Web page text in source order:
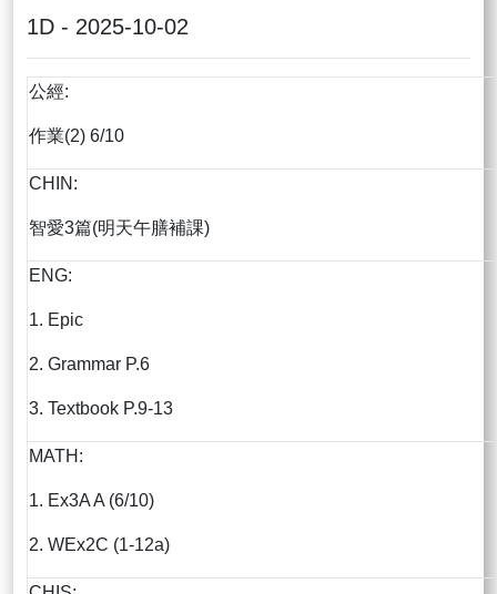
1D - 2025-10-02
公經:
作業(2) 6/10
CHIN:
智愛3篇(明天午膳補課)
ENG:
1. Epic
2. Grammar P.6
3. Textbook P.9-13
MATH:
1. Ex3A A (6/10)
2. WEx2C (1-12a)